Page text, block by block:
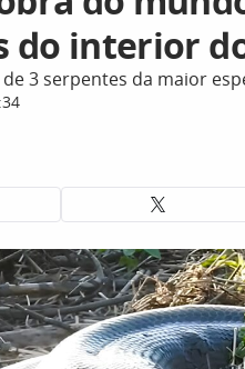
do interior
3 serpentes da maior